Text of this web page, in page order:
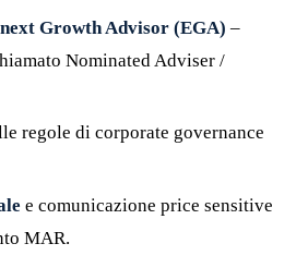
Growth Advisor (EGA) –
Nominated Adviser /
regole di corporate governance
e comunicazione price sensitive
MAR.